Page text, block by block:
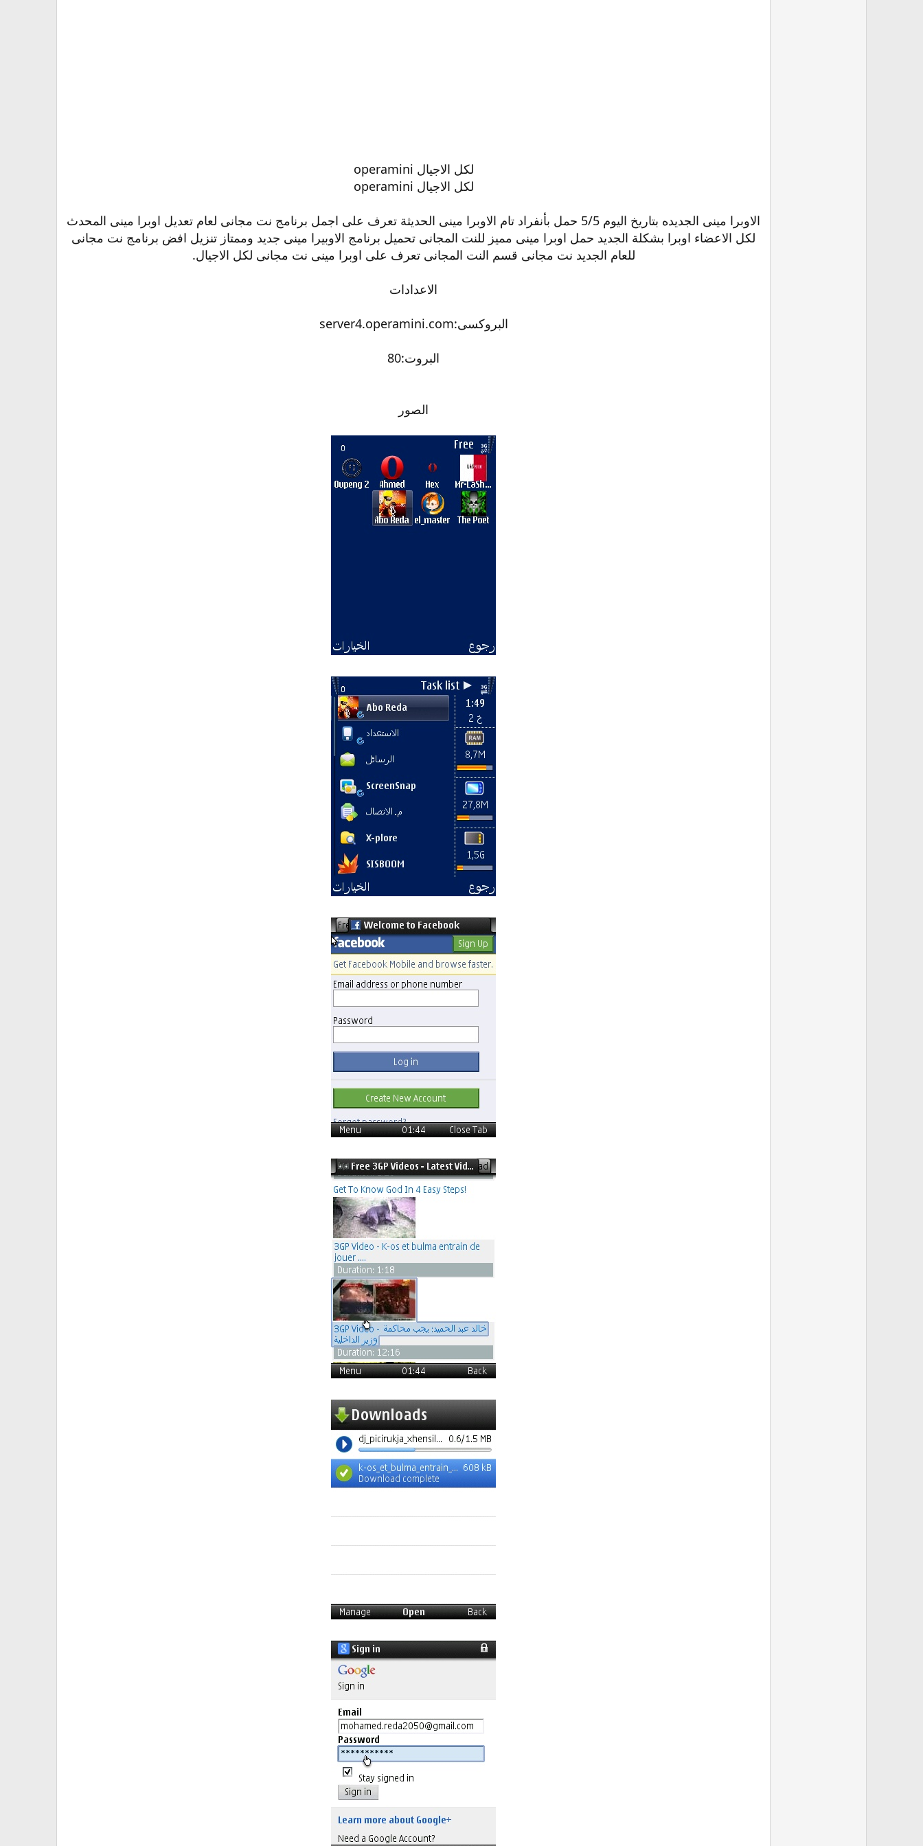
لكل الاجيال operamini
لكل الاجيال operamini
الاوبرا مينى الجديده بتاريخ اليوم 5/5 حمل بأنفراد تام الاوبرا مينى الحديثة تعرف على اجمل برنامج نت مجانى لعام تعديل اوبرا مينى المحدث
لكل الاعضاء اوبرا بشكلة الجديد حمل اوبرا مينى مميز للنت المجانى تحميل برنامج الاوبيرا مينى جديد وممتاز تنزيل افض برنامج نت مجانى
للعام الجديد نت مجانى قسم النت المجانى تعرف على اوبرا مينى نت مجانى لكل الاجيال.
الاعدادات
البروكسى:server4.operamini.com
البروت:80
الصور